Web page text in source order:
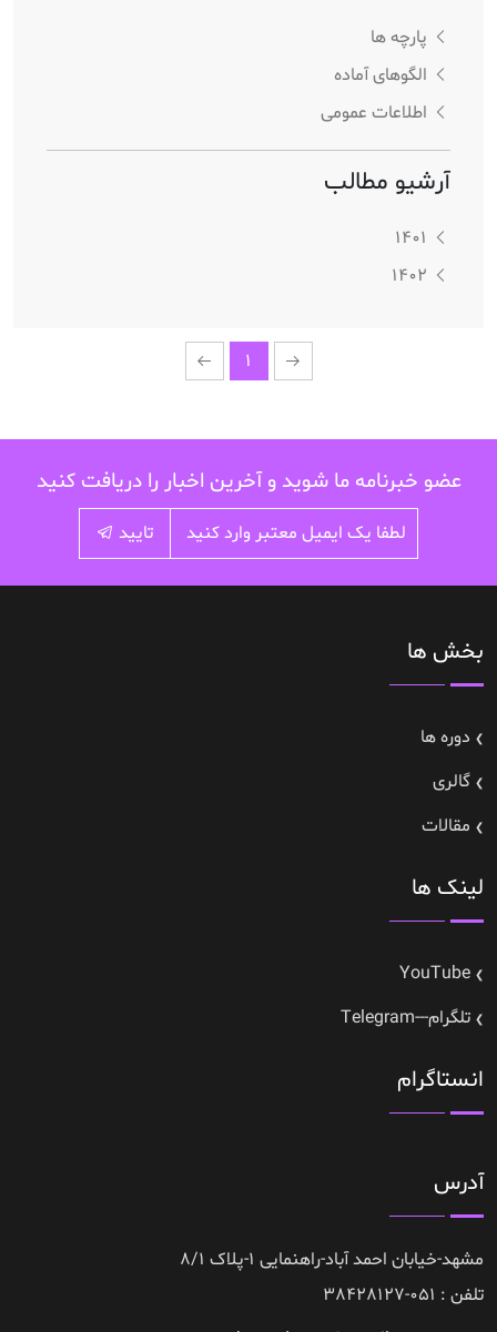
پارچه ها
الگوهای آماده
اطلاعات عمومی
آرشیو مطالب
1401
1402
1
عضو خبرنامه ما شوید و آخرین اخبار را دریافت کنید
تایید
بخش ها
دوره ها
گالری
مقالات
لینک ها
YouTube
تلگرام---Telegram
انستاگرام
آدرس
مشهد-خیابان احمد آباد-راهنمایی 1-پلاک 8/1
تلفن : 051-38428127